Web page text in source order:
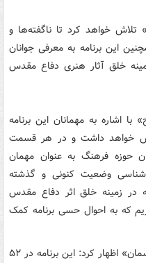
تلاش خواهد کرد تا ناگفته‌ها و
این برنامه به معرفی جوانان
خلق آثار هنری دفاع مقدس
با اشاره به مهمانان این برنامه
خواهد داشت و در هر قسمت
حوزه فرهنگ به عنوان مهمان
وضعیت کنونی و گذشته
در زمینه خلق اثر دفاع مقدس
که به احوال حسی برنامه کمک
او درباره زمان پخش برنامه «تکه‌ای از آسمان» اظهار کرد: این برنامه در ۵۲